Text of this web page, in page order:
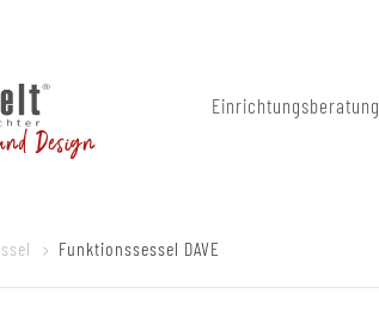
Design
Einrichtungsberatung
Funktionssessel DAVE